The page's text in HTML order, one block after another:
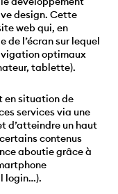
design. Cette
web qui, en
l’écran sur lequel
optimaux
tablette).
en situation de
services via une
d’atteindre un haut
contenus
aboutie grâce à
login…).